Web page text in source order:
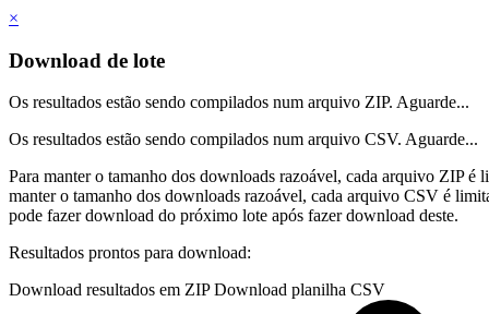
×
Download de lote
Os resultados estão sendo compilados num arquivo ZIP. Aguarde...
Os resultados estão sendo compilados num arquivo CSV. Aguarde...
Para manter o tamanho dos downloads razoável, cada arquivo ZIP
manter o tamanho dos downloads razoável, cada arquivo CSV é
pode fazer download do próximo lote após fazer download deste.
Resultados prontos para download:
Download resultados em ZIPDownload planilha CSV